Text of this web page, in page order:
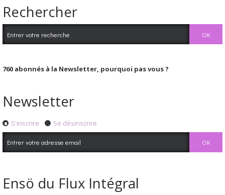
Rechercher
760 abonnés à la Newsletter, pourquoi pas vous ?
Newsletter
S'inscrire Se désinscrire
Ensö du Flux Intégral